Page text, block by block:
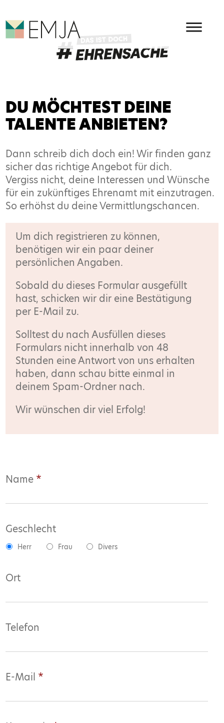
HAUPMENÜ
EMJA - EHRENAMT IN
DU MÖCHTEST DEINE
TALENTE ANBIETEN?
Dann schreib dich doch ein! Wir finden ganz
sicher das richtige Angebot für dich.
Vergiss nicht, deine Interessen und Wünsche
für ein zukünftiges Ehrenamt mit einzutragen.
So erhöhst du deine Vermittlungschancen.
Name *
Geschlecht
Herr Frau Divers
Ort
Telefon
E-Mail *
Um dich registrieren zu können,
benötigen wir ein paar deiner
persönlichen Angaben.
Sobald du dieses Formular ausgefüllt
hast, schicken wir dir eine Bestätigung
per E-Mail zu.
Solltest du nach Ausfüllen dieses
Formulars nicht innerhalb von 48
Stunden eine Antwort von uns erhalten
haben, dann schau bitte einmal in
deinem Spam-Ordner nach.
Wir wünschen dir viel Erfolg!